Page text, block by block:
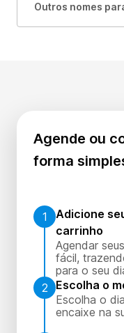
Outros nomes
Agende ou
forma
1
Adicione
carrinho
Agendar
fácil,
para o seu
2
Escolha o
Escolha o
encaixe na